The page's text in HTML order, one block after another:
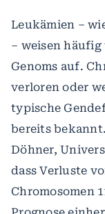
Leukämien –
– weisen
Genoms auf.
verloren oder
typische
bereits
Döhner,
dass Verluste
Chromosomen